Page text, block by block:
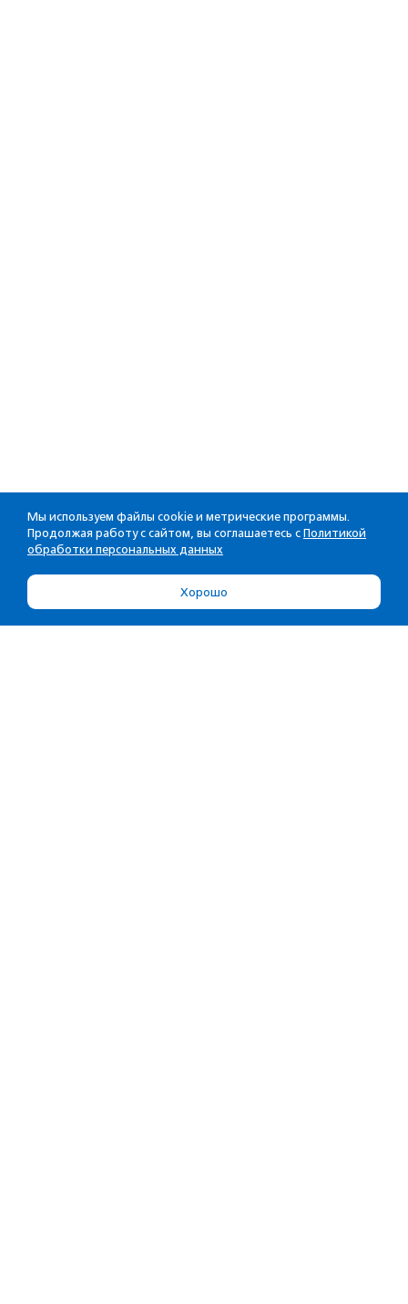
Мы используем файлы cookie и метрические программы.
Продолжая работу с сайтом, вы соглашаетесь с Политикой
обработки персональных данных
Хорошо